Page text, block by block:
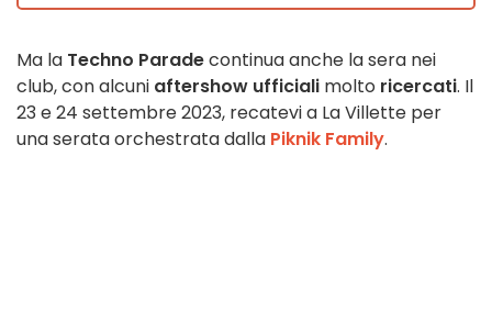
Ma la Techno Paradecontinua anche la sera nei
club, con alcuni aftershow ufficiali molto ricercati. Il
23 e 24 settembre 2023, recatevi a La Villette per
una serata orchestrata dalla Piknik Family.